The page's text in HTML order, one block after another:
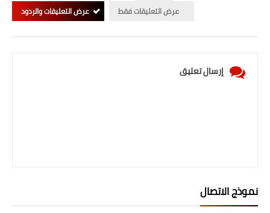
عرض التعليقات فقط
عرض التعليقات والردود
إرسال تعليق
نموذج الاتصال